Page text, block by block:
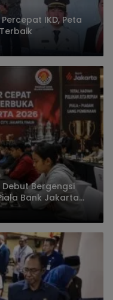
IKD, Peta
Bergengsi
Bank Jakarta